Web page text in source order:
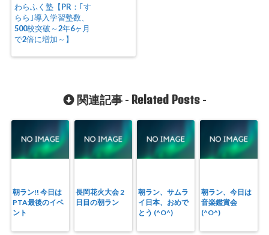
わらふく塾【PR：｢す
らら｣導入学習塾数、
500校突破～2年6ヶ月
で2倍に増加～】
関連記事 - Related Posts-
朝ラン!! 今日は
PTA最後のイベ
ント
長岡花火大会 2
日目の朝ラン
朝ラン、サムラ
イ日本、おめで
とう (^O^)
朝ラン、今日は
音楽鑑賞会
(^O^)